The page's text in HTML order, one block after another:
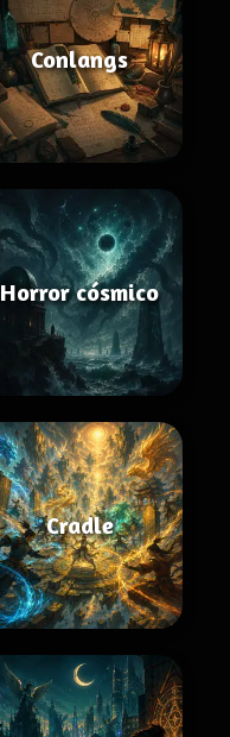
Conlangs
Horror cósmico
Cradle